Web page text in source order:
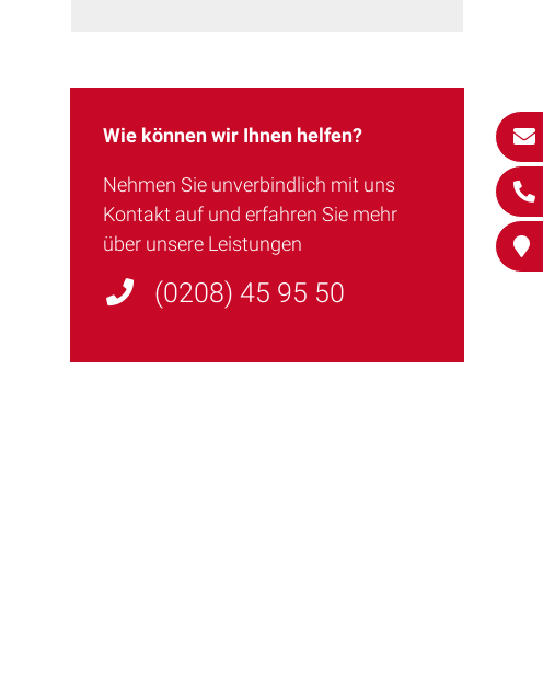
Wie können wir Ihnen helfen?
Nehmen Sie unverbindlich mit uns
Kontakt auf und erfahren Sie mehr
über unsere Leistungen
(0208) 45 95 50